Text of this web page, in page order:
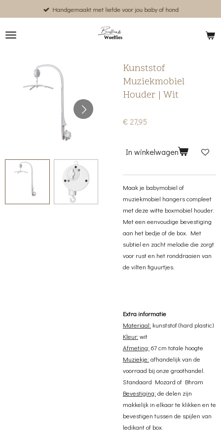
naar
Handgemaakt met liefde voor jou baby of hond
Kunststof
Muziekmobiel
Houder | Wit
€ 27,95
In winkelwagen
Maak je babymobiel of
muziekmobiel hangers compleet
met deze witte boxmobiel houder.
Met een eenvoudige bevestiging
aan het bedje of de box. Met
subtiel en zacht melodie die zorgt
voor rust en het ronddraaien van
de vilten figuurtjes.
Extra informatie
Materiaal: kunststof (hard plastic)
Kleur: wit
Afmeting: 67 cm totale hoogte
Muziekje: afhandelijk van de
voorraad bij onze groothandel.
Standaard Mozard of Bhram
Bevestiging: de delen zijn
makkelijk in elkaar te klikken en te
bevestigen tussen de spijlen van
ledikant of box.